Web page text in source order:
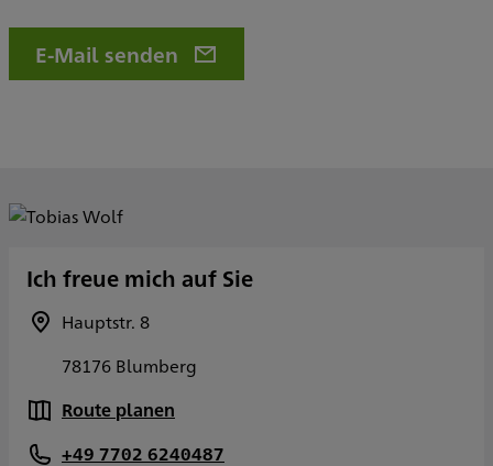
E-Mail senden
Ich freue mich auf Sie
Hauptstr. 8
78176 Blumberg
Route planen
+49 7702 6240487